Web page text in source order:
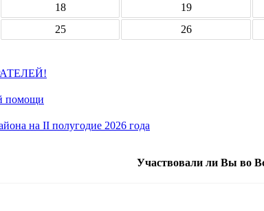
18 19
25 26
помощи
на II полугодие 2026 года
Участвовали ли Вы во